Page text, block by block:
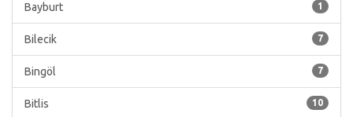
1
Bayburt
7
Bilecik
7
Bingöl
10
Bitlis